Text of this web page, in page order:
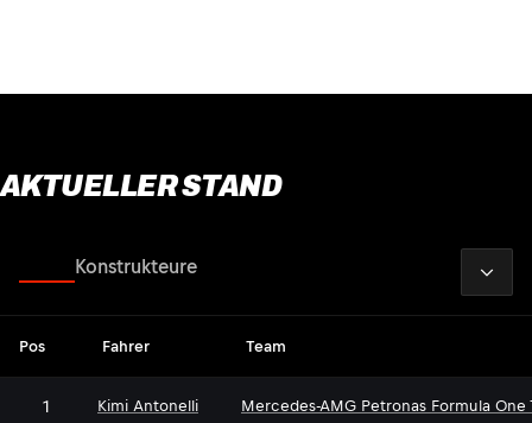
AKTUELLER STAND
Konstrukteure
Pos Fahrer Team
1 Kimi Antonelli Mercedes-AMG Petronas Formula One